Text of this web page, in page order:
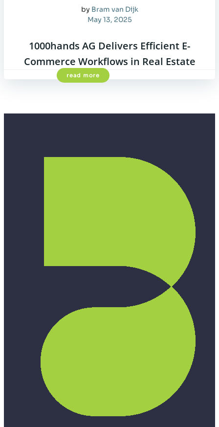
by Bram van Dijk
May 13, 2025
1000hands AG Delivers Efficient E-
Commerce Workflows in Real Estate
read more